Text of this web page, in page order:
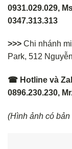
0931.029.029,
0347.313.313
>>> Chi nhánh
Park, 512
☎ Hotline và
0896.230.230,
(Hình ảnh có